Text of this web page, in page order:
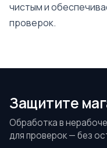
чистым и
проверок.
Защитите
Обработка в
для проверок — без